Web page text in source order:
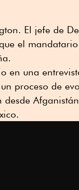
El jefe de
el
en una
proceso de
desde